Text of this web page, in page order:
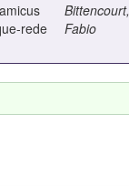
rede
Bittencourt,
Fabio